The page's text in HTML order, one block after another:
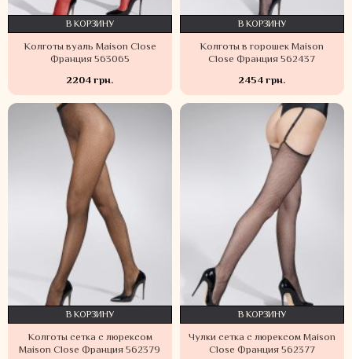
Колготы вуаль Maison Close
Франция 563065
2204 грн.
В КОРЗИНУ
Колготы в горошек Maison
Close Франция 562437
2454 грн.
В КОРЗИНУ
Колготы сетка с люрексом
Maison Close Франция 562379
В КОРЗИНУ
Чулки сетка с люрексом Maison
Close Франция 562377
В КОРЗИНУ